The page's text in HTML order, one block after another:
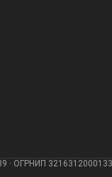
· ОГРНИП